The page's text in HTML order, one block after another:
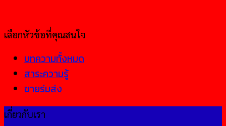
เลือกหัวข้อที่คุณสนใจ
บทความทั้งหมด
สาระความรู้
ขายร่มส่ง
เกี่ยวกับเรา